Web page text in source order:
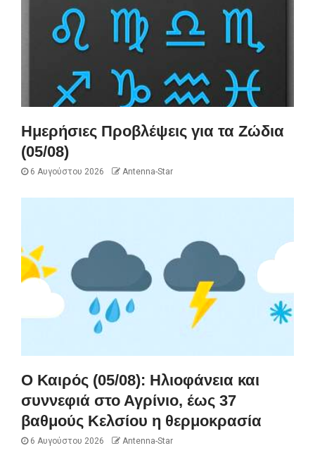
Ημερήσιες Προβλέψεις για τα Ζώδια
(05/08)
6 Αυγούστου 2026 Antenna-Star
Ο Καιρός (05/08): Ηλιοφάνεια και
συννεφιά στο Αγρίνιο, έως 37
βαθμούς Κελσίου η θερμοκρασία
6 Αυγούστου 2026 Antenna-Star